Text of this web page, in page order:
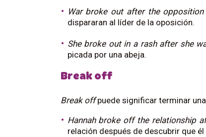
War broke out after the
dispararan al líder de la oposición.
She broke out in a rash after she
picada por una abeja.
Break off
Break offpuede significar terminar
Hannah broke off the relationship
relación después de descubrir que